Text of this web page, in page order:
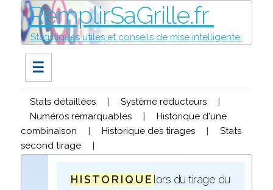
RemplirSaGrille.fr
Statistiques utiles et conseils de mise intelligente.
☰
Stats détaillées | Système réducteurs
|
Numéros remarquables
|
Historique d'une
combinaison
| Historique des tirages |
Stats
second tirage
|
H I S T O R I Q U E lors du tirage du